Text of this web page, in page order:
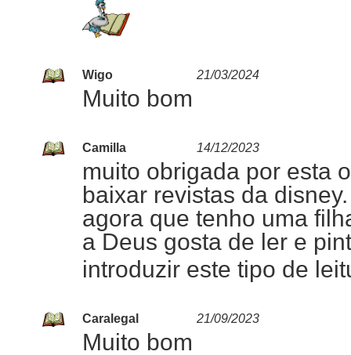
Wigo 21/03/2024
Muito bom
Camilla 14/12/2023
muito obrigada por esta
baixar revistas da
agora que tenho uma
a Deus gosta de ler e
introduzir este tipo de
Caralegal 21/09/2023
Muito bom